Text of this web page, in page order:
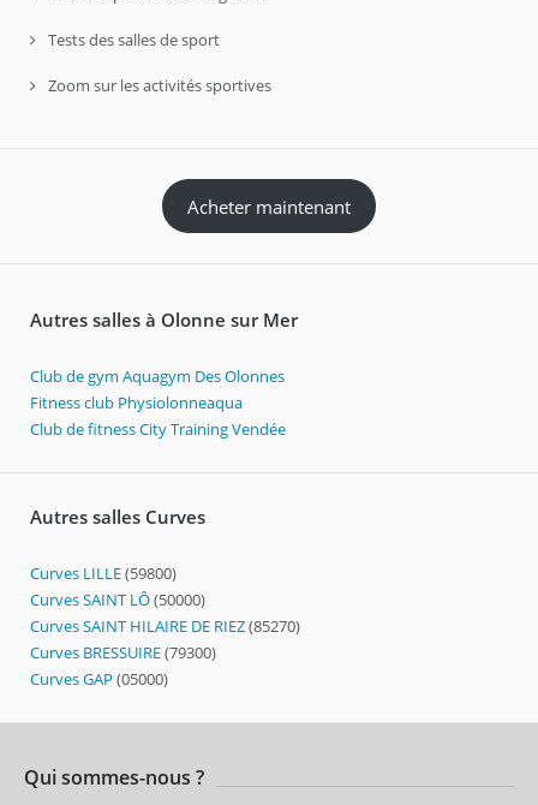
Tests des salles de sport
Zoom sur les activités sportives
Acheter maintenant
Autres salles à Olonne sur Mer
Club de gym Aquagym Des Olonnes
Fitness club Physiolonneaqua
Club de fitness City Training Vendée
Autres salles Curves
Curves LILLE(59800)
Curves SAINT LÔ(50000)
Curves SAINT HILAIRE DE RIEZ(85270)
Curves BRESSUIRE(79300)
Curves GAP (05000)
Qui sommes-nous ?